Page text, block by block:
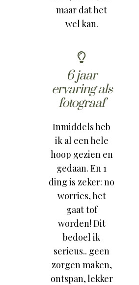
maar dat het
wel kan.
6 jaar
ervaring als
fotograaf
Inmiddels heb
ik al een hele
hoop gezien en
gedaan. En 1
ding is zeker: no
worries, het
gaat tof
worden! Dit
bedoel ik
serieus.. geen
zorgen maken,
ontspan, lekker